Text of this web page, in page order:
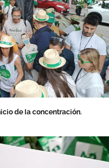
de la concentración.